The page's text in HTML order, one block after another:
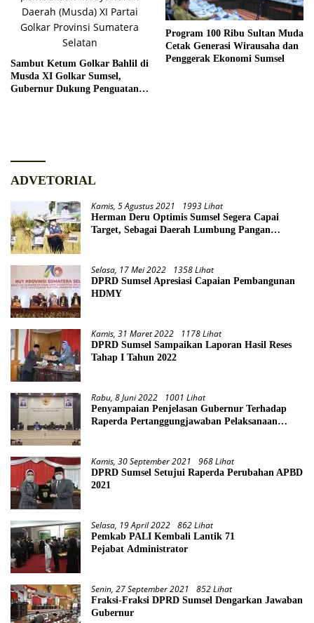
Sambut Ketum Golkar Bahlil di
Musda XI Golkar Sumsel,
Gubernur Dukung Penguatan
Program 100 Ribu Sultan Muda
Cetak Generasi Wirausaha dan
Penggerak Ekonomi Sumsel
ADVETORIAL
Kamis, 5 Agustus 2021 1993 Lihat
Herman Deru Optimis Sumsel Segera Capai
Target, Sebagai Daerah Lumbung Pangan
Selasa, 17 Mei 2022 1358 Lihat
DPRD Sumsel Apresiasi Capaian Pembangunan
HDMY
Kamis, 31 Maret 2022 1178 Lihat
DPRD Sumsel Sampaikan Laporan Hasil Reses
Tahap I Tahun 2022
Rabu, 8 Juni 2022 1001 Lihat
Penyampaian Penjelasan Gubernur Terhadap
Raperda Pertanggungjawaban Pelaksanaan
Kamis, 30 September 2021 968 Lihat
DPRD Sumsel Setujui Raperda Perubahan APBD
2021
Selasa, 19 April 2022 862 Lihat
Pemkab PALI Kembali Lantik 71
Pejabat Administrator
Senin, 27 September 2021 852 Lihat
Fraksi-Fraksi DPRD Sumsel Dengarkan Jawaban
Gubernur